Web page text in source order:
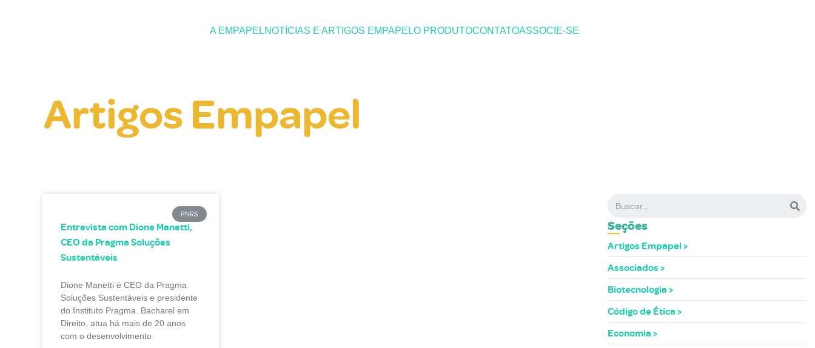
A EMPAPELNOTÍCIAS E ARTIGOS EMPAPELO PRODUTOCONTATOASSOCIE-SE
Artigos Empapel
PNRS
Entrevista com Dione Manetti,
CEO da Pragma Soluções
Sustentáveis
Dione Manetti é CEO da Pragma
Soluções Sustentáveis e presidente
do Instituto Pragma. Bacharel em
Direito, atua há mais de 20 anos
com o desenvolvimento
Seções
Artigos Empapel
Associados
Biotecnologia
Código de Ética
Economia